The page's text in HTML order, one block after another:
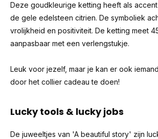
Deze goudkleurige ketting heeft als
de gele edelsteen citrien. De symboliek
vrolijkheid en positiviteit. De ketting meet
aanpasbaar met een verlengstukje.
Leuk voor jezelf, maar je kan er ook
door het collier cadeau te doen!
Lucky tools & lucky jobs
De juweeltjes van 'A beautiful story' zijn